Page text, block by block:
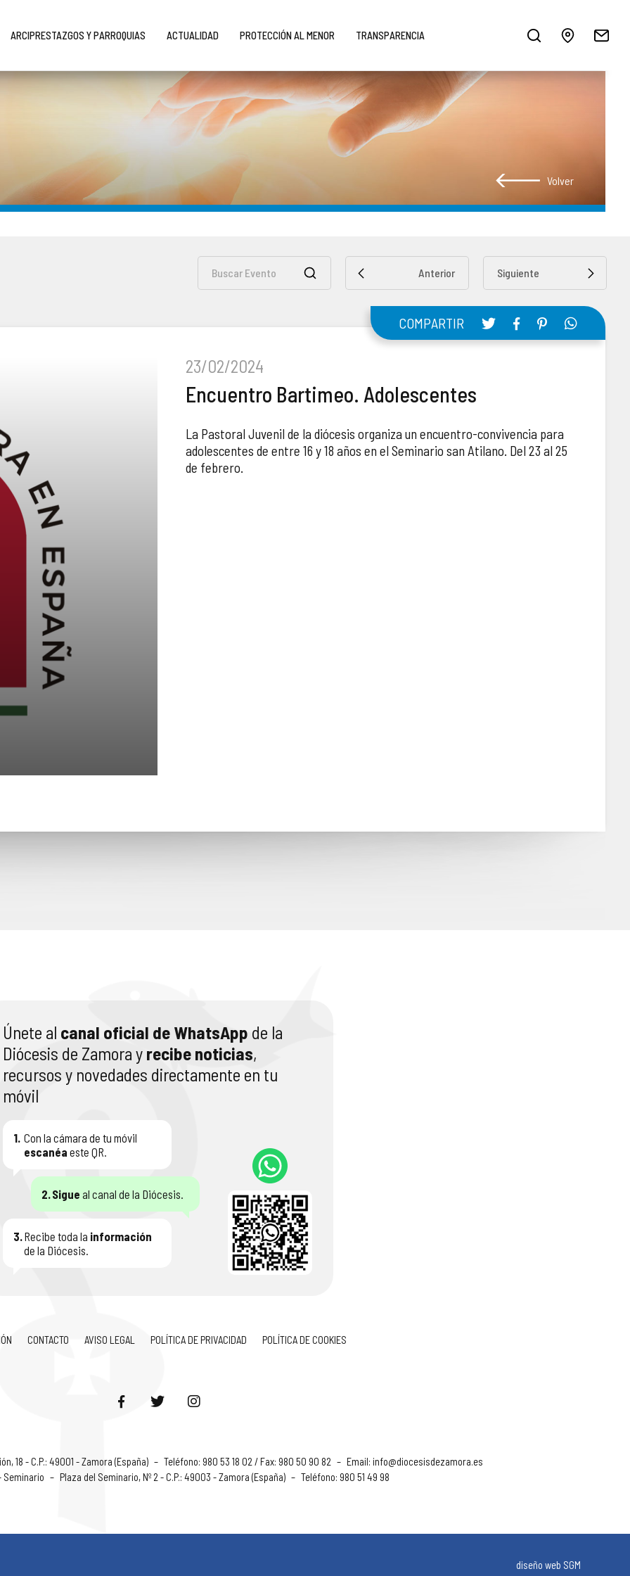
ARCIPRESTAZGOS Y PARROQUIAS ACTUALIDAD PROTECCIÓN AL MENOR TRANSPARENCIA
Volver
Anterior Siguiente
23/02/2024
COMPARTIR
Encuentro Bartimeo. Adolescentes
La Pastoral Juvenil de la diócesis organiza un encuentro-convivencia para
adolescentes de entre 16 y 18 años en el Seminario san Atilano. Del 23 al 25
de febrero.
Únete al canal oficial de WhatsApp de la
Diócesis de Zamora y recibe noticias,
recursos y novedades directamente en tu
móvil
1. Con la cámara de tu móvil
escanéa este QR.
2.Sigue al canal de la Diócesis.
3.Recibe toda la información
de la Diócesis.
CONTACTO AVISO LEGAL POLÍTICA DE PRIVACIDAD POLÍTICA DE COOKIES
18 - C.P.: 49001 - Zamora (España) – Teléfono: 980 53 18 02 / Fax: 980 50 90 82 – Email: info@diocesisdezamora.es
Seminario – Plaza del Seminario, Nº 2 - C.P.: 49003 - Zamora (España) – Teléfono: 980 51 49 98
diseño web SGM